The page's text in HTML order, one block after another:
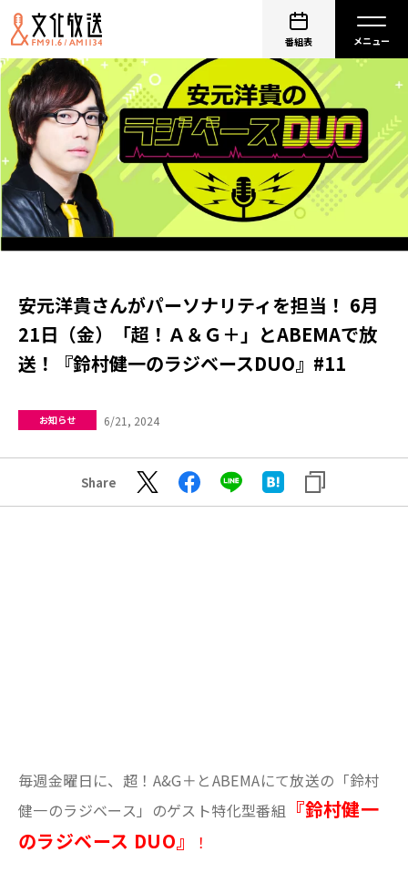
番組表
安元洋貴さんがパーソナリティを担当！ 6月
21日（金）「超！Ａ＆Ｇ＋」とABEMAで放
送！『鈴村健一のラジベースDUO』#11
お知らせ 6/21, 2024
Share
毎週金曜日に、超！A&G＋とABEMAにて放送の「鈴村
健一のラジベース」のゲスト特化型番組 『鈴村健一
のラジベース DUO』
！